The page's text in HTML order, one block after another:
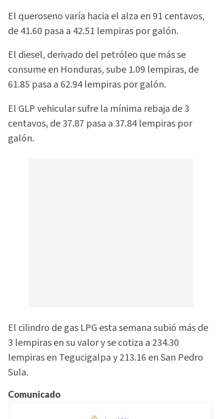
El queroseno varía hacia el alza en 91 centavos,
de 41.60 pasa a 42.51 lempiras por galón.
El diesel, derivado del petróleo que más se
consume en Honduras, sube 1.09 lempiras, de
61.85 pasa a 62.94 lempiras por galón.
El GLP vehicular sufre la mínima rebaja de 3
centavos, de 37.87 pasa a 37.84 lempiras por
galón.
El cilindro de gas LPG esta semana subió más de
3 lempiras en su valor y se cotiza a 234.30
lempiras en Tegucigalpa y 213.16 en San Pedro
Sula.
Comunicado